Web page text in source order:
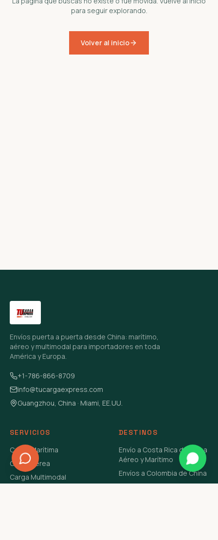
para seguir explorando.
Volver al inicio
Envíos puerta a puerta desde China: marítimo,
aéreo y multimodal para importadores en toda
América y Europa.
+1-786-866-8709
info@tucargaexpress.com
Guangzhou, China · Miami, EE.UU.
SERVICIOS
Carga Marítima
Carga Aérea
Carga Multimodal
DESTINOS
Envío a Costa Rica de China
Aéreo y Marítimo
Envíos a Colombia de China